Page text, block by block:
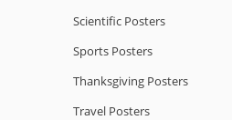
Scientific Posters
Sports Posters
Thanksgiving Posters
Travel Posters